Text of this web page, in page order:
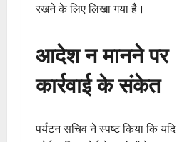
रखने के लिए लिखा गया है।
आदेश न मानने पर
कार्रवाई के संकेत
पर्यटन सचिव ने स्पष्ट किया कि यदि